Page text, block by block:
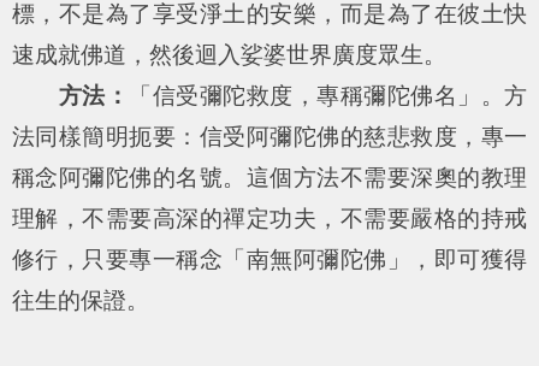
標，不是為了享受淨土的安樂，而是為了在彼土快
速成就佛道，然後迴入娑婆世界廣度眾生。
方法：
「信受彌陀救度，專稱彌陀佛名」。方
法同樣簡明扼要：信受阿彌陀佛的慈悲救度，專一
稱念阿彌陀佛的名號。這個方法不需要深奧的教理
理解，不需要高深的禪定功夫，不需要嚴格的持戒
修行，只要專一稱念「南無阿彌陀佛」，即可獲得
往生的保證。